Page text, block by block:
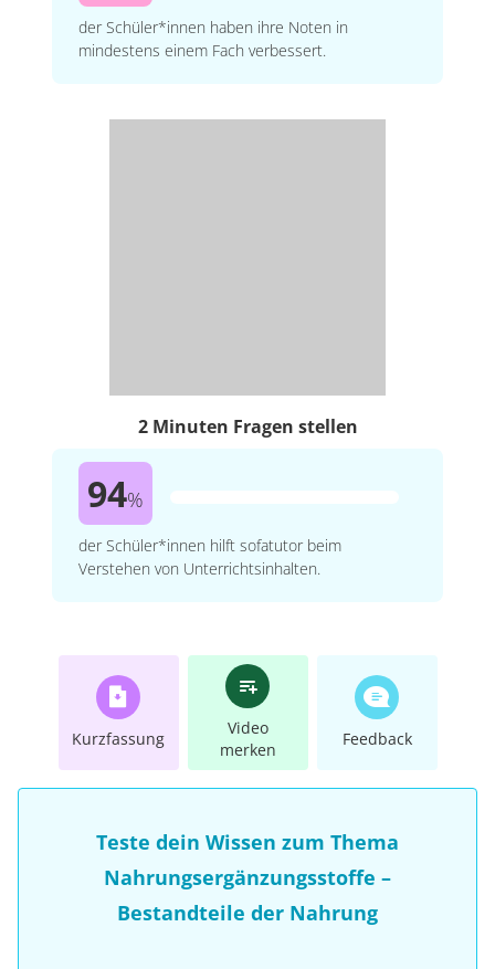
der Schüler*innen haben ihre Noten in
mindestens einem Fach verbessert.
2 Minuten Fragen stellen
94%
der Schüler*innen hilft sofatutor beim
Verstehen von Unterrichtsinhalten.
Kurzfassung
Video
merken
Feedback
Teste dein Wissen zum Thema
Nahrungsergänzungsstoffe –
Bestandteile der Nahrung